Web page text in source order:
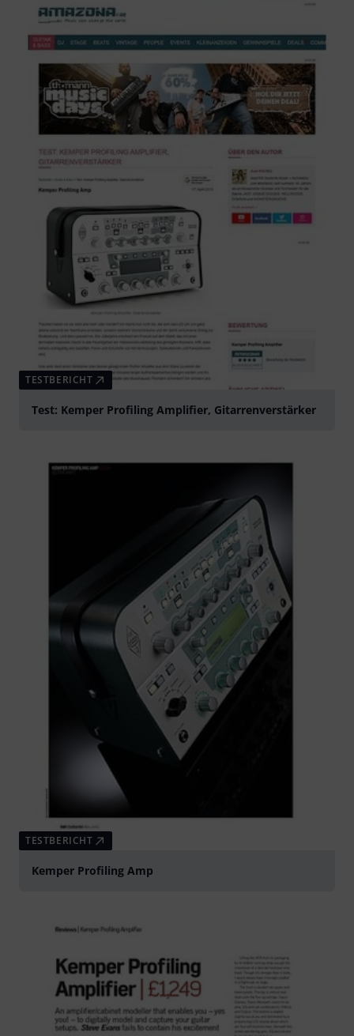
TESTBERICHT
Test: Kemper Profiling Amplifier, Gitarrenverstärker
TESTBERICHT
Kemper Profiling Amp